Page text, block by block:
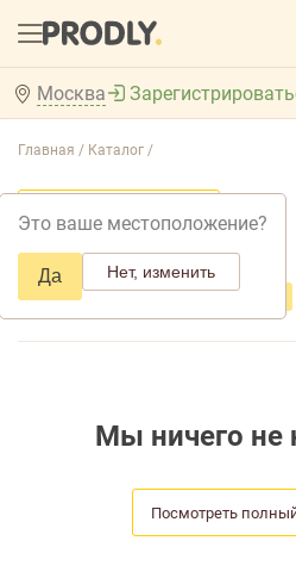
Москва
Это ваше местоположение?
Да Нет, изменить
Главная / Каталог /
по популярности по названию
Фильтры
Мы ничего не
Посмотреть